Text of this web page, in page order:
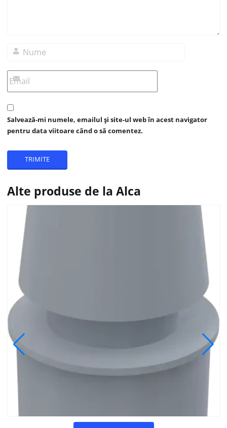
Salvează-mi numele, emailul și site-ul web în acest navigator
pentru data viitoare când o să comentez.
Alte produse de la Alca